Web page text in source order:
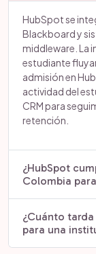
HubSpot se
Blackboard y
middleware. La
estudiante
admisión en
actividad del
CRM para
retención.
¿HubSpot
Colombia
¿Cuánto
para una